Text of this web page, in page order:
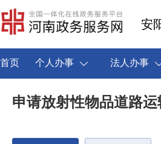
首页 个人办事 法人办事
申请放射性物品道路